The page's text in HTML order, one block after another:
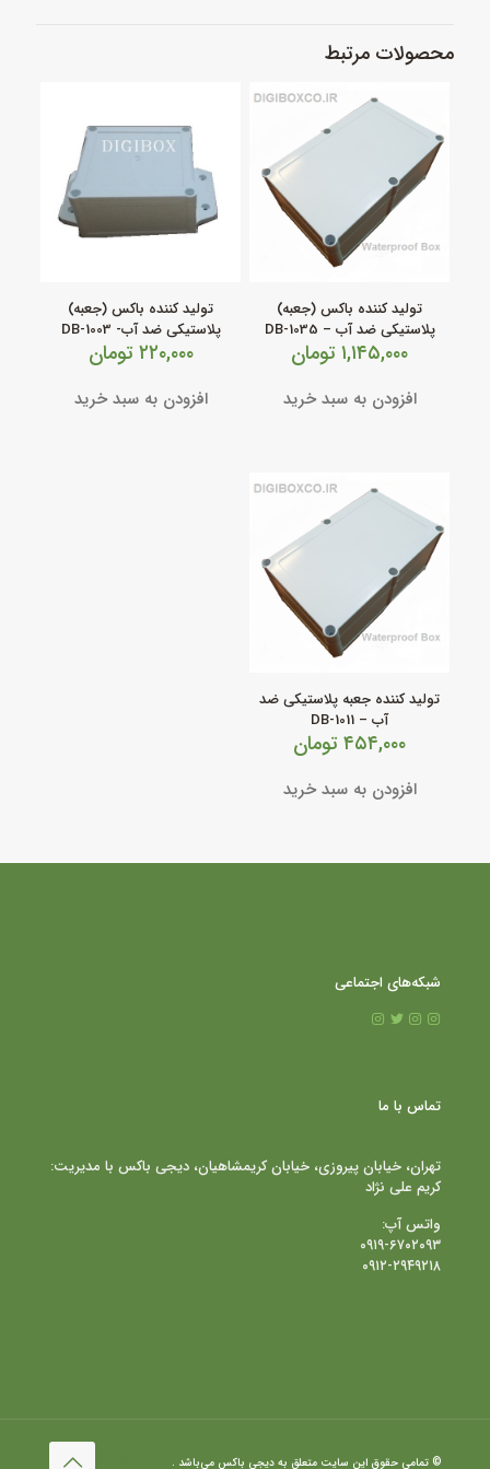
محصولات مرتبط
تولید کننده باکس (جعبه)
پلاستیکی ضد آب – DB-1035
۱,۱۴۵,۰۰۰ تومان
افزودن به سبد خرید
تولید کننده باکس (جعبه)
پلاستیکی ضد آب- DB-1003
۲۲۰,۰۰۰ تومان
افزودن به سبد خرید
تولید کننده جعبه پلاستیکی ضد
آب – DB-1011
۴۵۴,۰۰۰ تومان
افزودن به سبد خرید
شبکه‌های اجتماعی
تماس با ما
تهران، خیابان پیروزی، خیابان کریمشاهیان، دیجی باکس با مدیریت:
کریم علی نژاد
واتس آپ:
۰۹۱۹-۶۷۰۲۰۹۳
۰۹۱۲-۲۹۴۹۲۱۸
© تمامی حقوق این سایت متعلق به دیجی باکس می‌باشد .